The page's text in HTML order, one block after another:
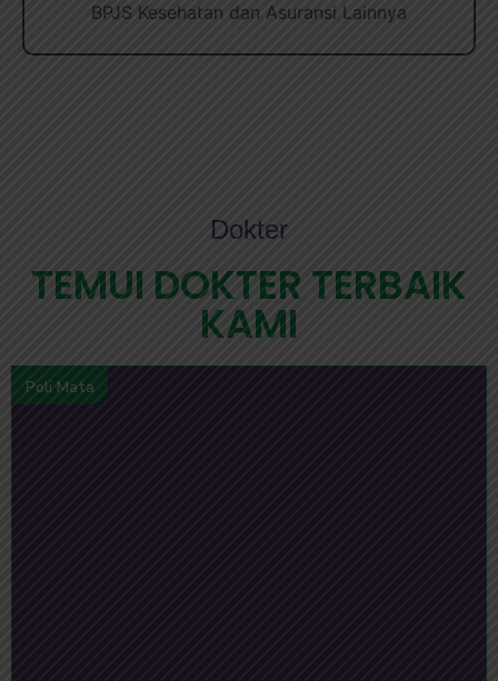
BPJS Kesehatan dan Asuransi Lainnya
Dokter
TEMUI DOKTER TERBAIK
KAMI
Poli Mata